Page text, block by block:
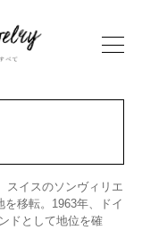
スイスのソンヴィリエ
移転。1963年、ドイ
ドとして地位を確